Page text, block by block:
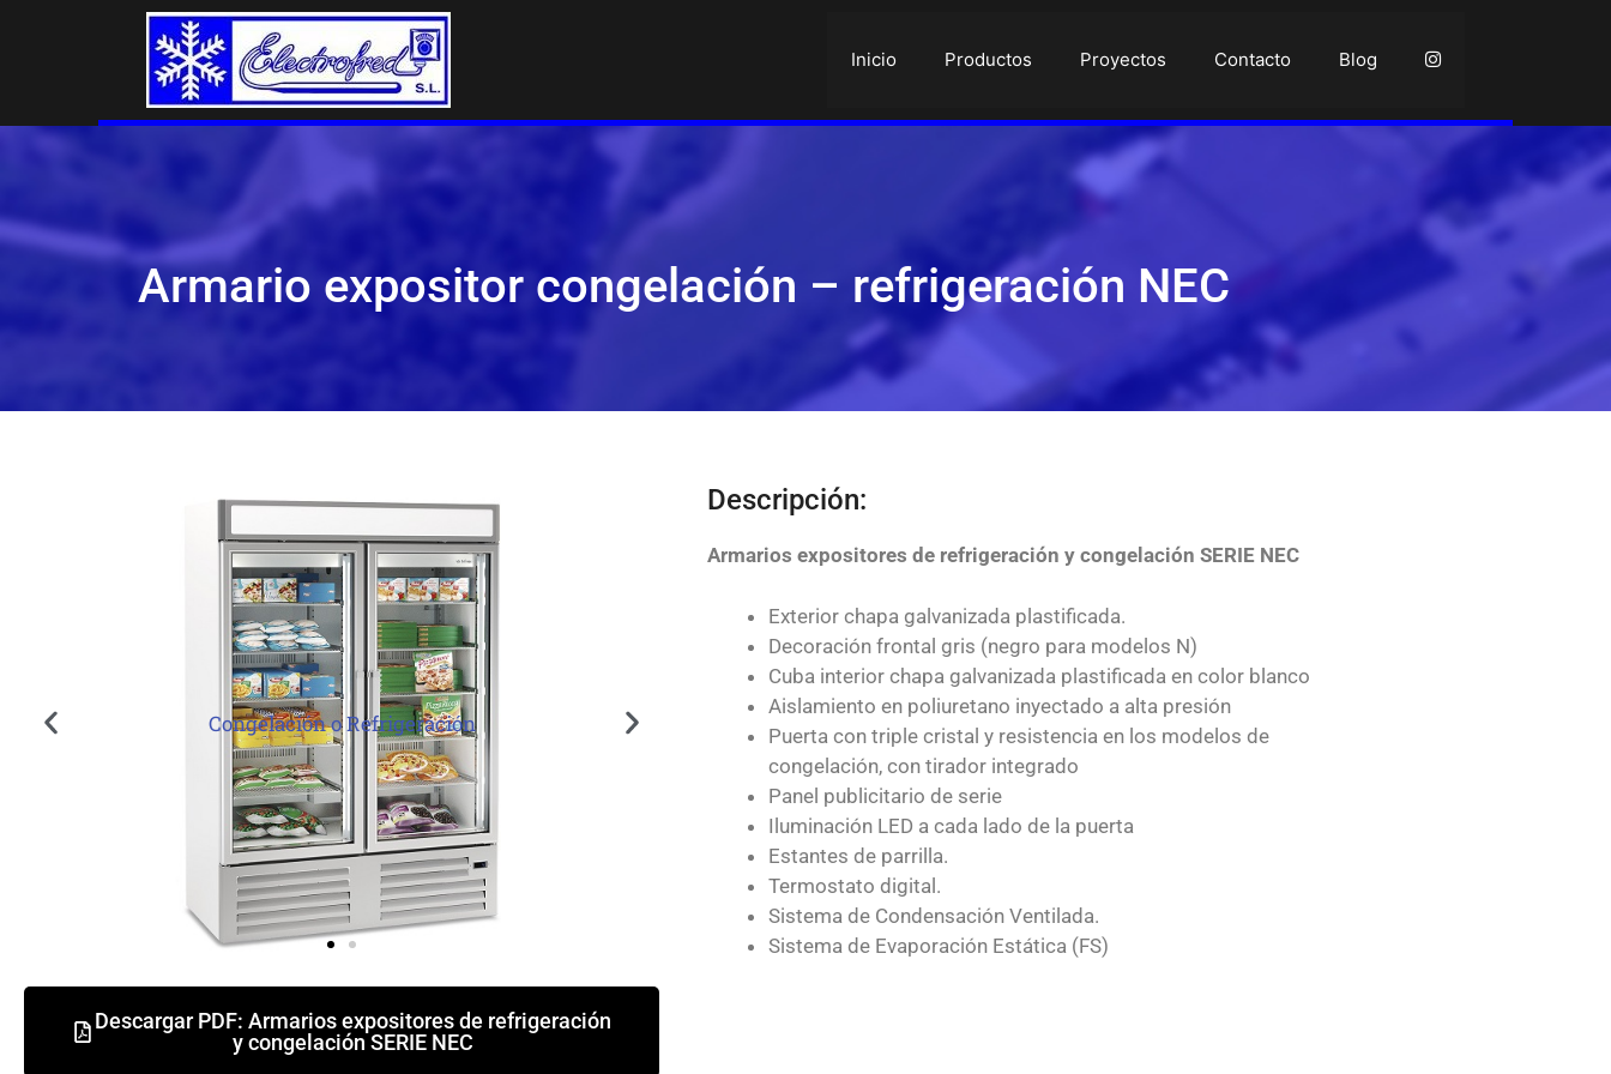
Inicio Productos Proyectos Contacto Blog
Armario expositor congelación – refrigeración NEC
Congelación o Refrigeración Congelación o Refrigeración
Descargar PDF: Armarios expositores de refrigeración
y congelación SERIE NEC
Descripción:
Armarios expositores de refrigeración y congelación SERIE NEC
Exterior chapa galvanizada plastificada.
Decoración frontal gris (negro para modelos N)
Cuba interior chapa galvanizada plastificada en color blanco
Aislamiento en poliuretano inyectado a alta presión
Puerta con triple cristal y resistencia en los modelos de
congelación, con tirador integrado
Panel publicitario de serie
Iluminación LED a cada lado de la puerta
Estantes de parrilla.
Termostato digital.
Sistema de Condensación Ventilada.
Sistema de Evaporación Estática (FS)